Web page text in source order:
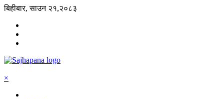
बिहीबार, साउन २१,२०८३
×